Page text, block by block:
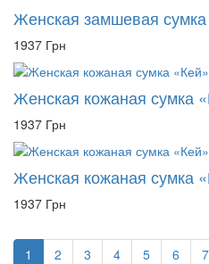
Женская замшевая
1937 Грн
Женская кожаная сумка
1937 Грн
Женская кожаная сумка
1937 Грн
1 2 3 4 5 6 7